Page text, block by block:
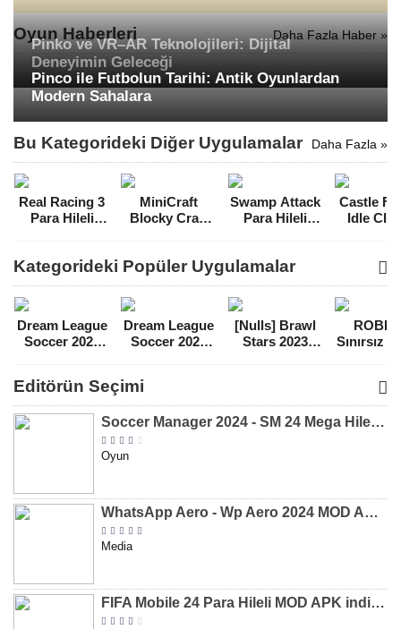
Oyun Haberleri Daha Fazla Haber »
Pinko ve VR–AR Teknolojileri: Dijital
Deneyimin Geleceği
Pinco ile Futbolun Tarihi: Antik Oyunlardan
Modern Sahalara
Bu Kategorideki Diğer Uygulamalar Daha Fazla »
Real Racing 3
Para Hileli
MiniCraft
Blocky Craft
APK [v3.1.8]
Swamp Attack
Para Hileli
Castle
Idle
Kategorideki Popüler Uygulamalar
Dream League
Soccer 2021
[v8.31]
Dream League
Soccer 2022
[Nulls] Brawl
Stars 2023
Sınırsız
Editörün Seçimi
Soccer Manager 2024 - SM 24 Mega Hileli MOD APK indir [v3.0.0]
Oyun
WhatsApp Aero - Wp Aero 2024 MOD APK indir [v10.0.2]
Media
FIFA Mobile 24 Para Hileli MOD APK indir [v20.1.02]